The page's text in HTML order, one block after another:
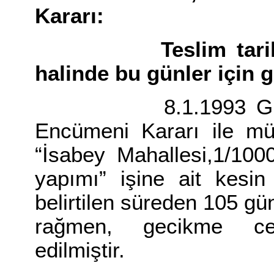
Kararı:
Teslim tarihinin
halinde bu günler için
8.1.1993 Gün ve
Encümeni Kararı ile
“İsabey Mahallesi,1/
yapımı” işine ait
belirtilen süreden 105
rağmen, gecikme
edilmiştir.